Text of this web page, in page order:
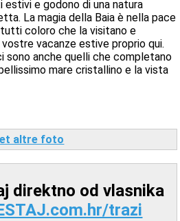
e godono di una natura
La magia della Baia è nella pace
coloro che la visitano e
vacanze estive proprio qui.
sono anche quelli che completano
mare cristallino e la vista
altre foto
direktno od vlasnika
trazi